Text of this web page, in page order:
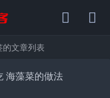
的文章列表
海藻菜的做法